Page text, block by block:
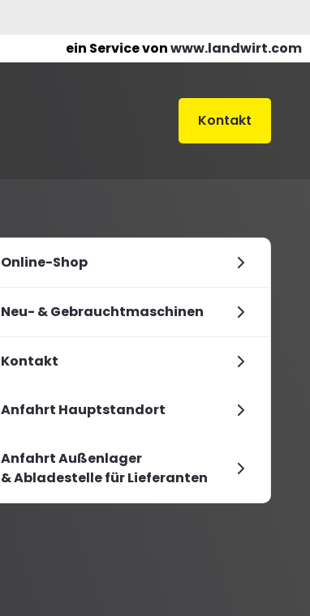
ein Service vonwww.landwirt.com
Kontakt
Online-Shop
Neu- & Gebrauchtmaschinen
Kontakt
Anfahrt Hauptstandort
Anfahrt Außenlager
& Abladestelle für Lieferanten